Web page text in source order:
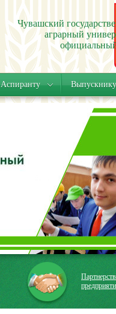
Чувашский
аграрный
Аспиранту